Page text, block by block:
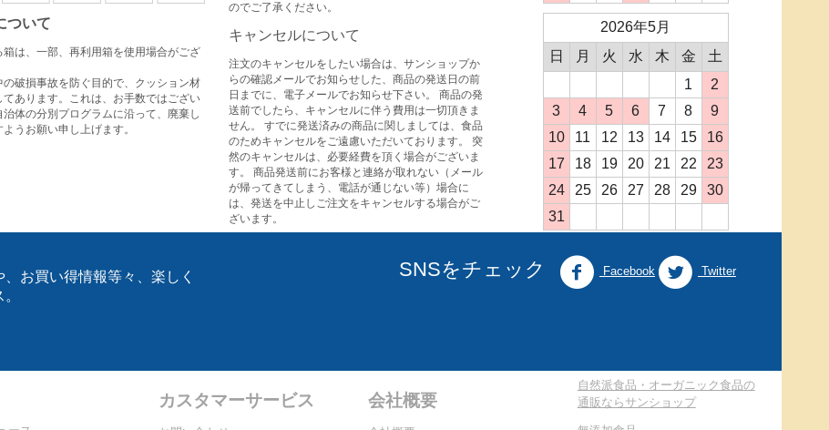
ついて
箱は、一部、再利用箱を使用場合がござ
の破損事故を防ぐ目的で、クッション材
てあります。これは、お手数ではござい
治体の分別プログラムに沿って、廃棄し
うお願い申し上げます。
のでご了承ください。
キャンセルについて
注文のキャンセルをしたい場合は、サンショップか
らの確認メールでお知らせした、商品の発送日の前
日までに、電子メールでお知らせ下さい。 商品の発
送前でしたら、キャンセルに伴う費用は一切頂きま
せん。 すでに発送済みの商品に関しましては、食品
のためキャンセルをご遠慮いただいております。 突
然のキャンセルは、必要経費を頂く場合がございま
す。 商品発送前にお客様と連絡が取れない（メール
が帰ってきてしまう、電話が通じない等）場合に
は、発送を中止しご注文をキャンセルする場合がご
ざいます。
2026年5月
日
月 火 水 木 金
土
1
2
3
4 5 6 7 8
9
10
11 12 13 14 15
16
17
18 19 20 21 22
23
24
25 26 27 28 29
30
31
お買い得情報等々、楽しく
SNSをチェック Facebook Twitter
カスタマーサービス 会社概要
自然派食品・オーガニック食品の
通販ならサンショップ